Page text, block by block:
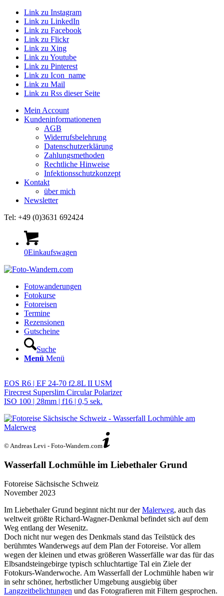
Link zu Instagram
Link zu LinkedIn
Link zu Facebook
Link zu Flickr
Link zu Xing
Link zu Youtube
Link zu Pinterest
Link zu Icon_name
Link zu Mail
Link zu Rss dieser Seite
Mein Account
Kundeninformationenen
AGB
Widerrufsbelehrung
Datenschutzerklärung
Zahlungsmethoden
Rechtliche Hinweise
Infektionsschutzkonzept
Kontakt
über mich
Newsletter
Tel: +49 (0)3631 692424
0Einkaufswagen
Fotowanderungen
Fotokurse
Fotoreisen
Termine
Rezensionen
Gutscheine
Suche
Menü Menü
EOS R6 | EF 24-70 f2.8L II USM
Firecrest Superslim Circular Polarizer
ISO 100 | 28mm | f16 | 0,5 sek.
© Andreas Levi - Foto-Wandern.com
Wasserfall Lochmühle im Liebethaler Grund
Fotoreise Sächsische Schweiz
November 2023
Im Liebethaler Grund beginnt nicht nur derMalerweg, auch das
weltweit größte Richard-Wagner-Denkmal befindet sich auf dem
Weg entlang der Wesenitz.
Doch nicht nur wegen des Denkmals stand das Teilstück des
berühmtes Wanderwegs auf dem Plan der Fotoreise. Vor allem
wegen der kleinen und etwas größeren Wasserfälle war das für das
Elbsandsteingebirge typisch schluchtartige Tal ein Ziele der
Fotokurs-Wanderwoche. Am Wasserfall der Lochmühle haben wir
in sehr schöner, herbstlicher Umgebung ausgiebig über
Langzeitbelichtungen und das Fotografieren mit Filtern gesprochen.